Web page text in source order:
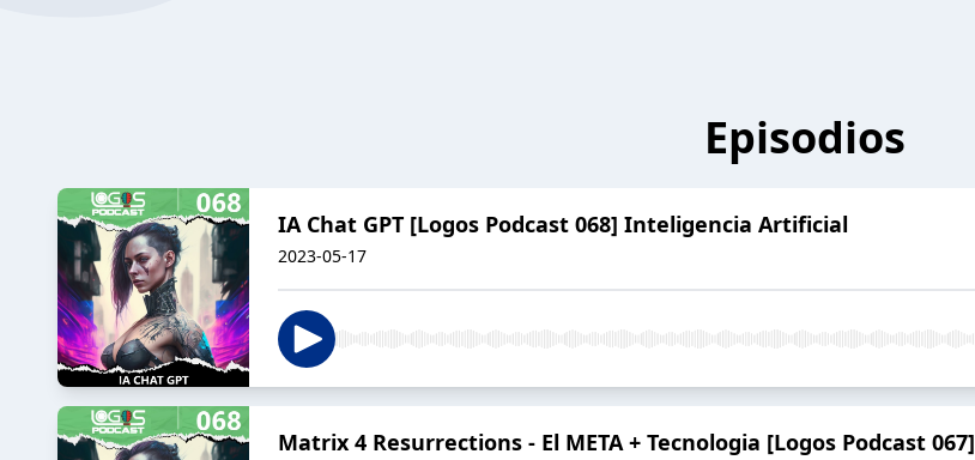
Episodios
IA Chat GPT [Logos Podcast 068] Inteligencia Artificial
2023-05-17
Matrix 4 Resurrections - El META + Tecnologia [Logos Podcast 067]